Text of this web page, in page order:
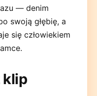
— denim
swoją głębię, a
się człowiekiem
klip